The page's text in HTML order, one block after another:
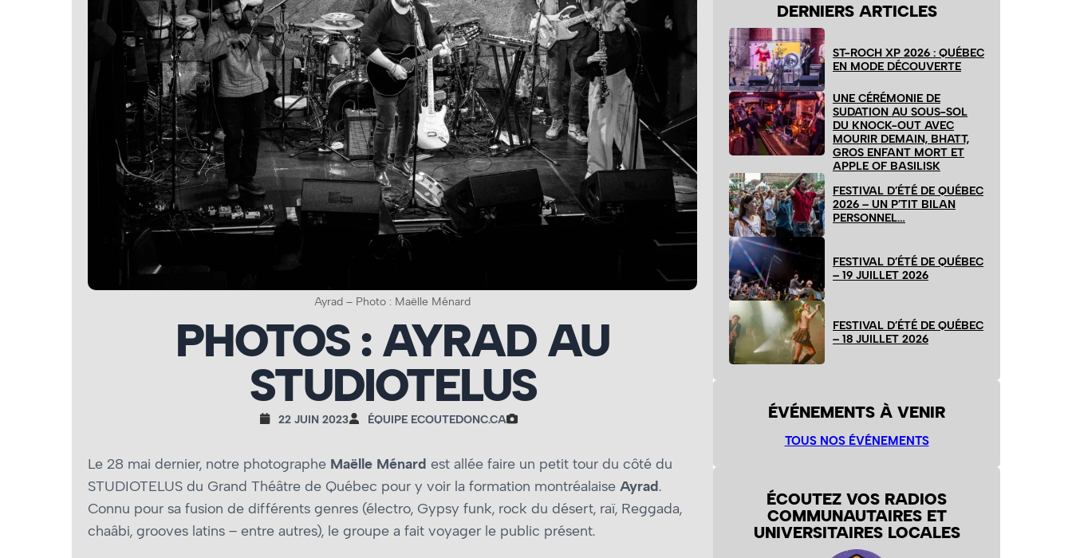
Ayrad – Photo : Maëlle Ménard
PHOTOS : AYRAD AU
STUDIOTELUS
22 JUIN 2023 ÉQUIPE ECOUTEDONC.CA
Le 28 mai dernier, notre photographe Maëlle Ménard est allée faire un petit tour du côté du
STUDIOTELUS du Grand Théâtre de Québec pour y voir la formation montréalaise Ayrad.
Connu pour sa fusion de différents genres (électro, Gypsy funk, rock du désert, raï, Reggada,
chaâbi, grooves latins – entre autres), le groupe a fait voyager le public présent.
DERNIERS ARTICLES
ST-ROCH XP 2026 : QUÉBEC
EN MODE DÉCOUVERTE
UNE CÉRÉMONIE DE
SUDATION AU SOUS-SOL
DU KNOCK-OUT AVEC
MOURIR DEMAIN, BHATT,
GROS ENFANT MORT ET
APPLE OF BASILISK
FESTIVAL D’ÉTÉ DE QUÉBEC
2026 – UN P’TIT BILAN
PERSONNEL…
FESTIVAL D’ÉTÉ DE QUÉBEC
– 19 JUILLET 2026
FESTIVAL D’ÉTÉ DE QUÉBEC
– 18 JUILLET 2026
ÉVÉNEMENTS À VENIR
TOUS NOS ÉVÉNEMENTS
ÉCOUTEZ VOS RADIOS
COMMUNAUTAIRES ET
UNIVERSITAIRES LOCALES